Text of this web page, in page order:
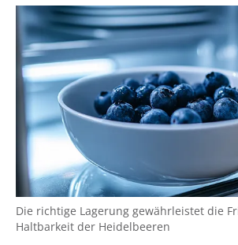
Die richtige Lagerung gewährleistet die
Haltbarkeit der Heidelbeeren